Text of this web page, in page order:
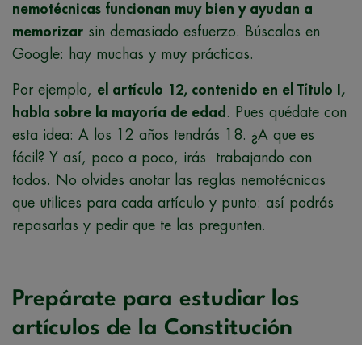
nemotécnicas funcionan muy bien y ayudan a
memorizar sin demasiado esfuerzo. Búscalas en
Google: hay muchas y muy prácticas.
Por ejemplo, el artículo 12, contenido en el Título I,
habla sobre la mayoría de edad . Pues quédate con
esta idea: A los 12 años tendrás 18. ¿A que es
fácil? Y así, poco a poco, irás trabajando con
todos. No olvides anotar las reglas nemotécnicas
que utilices para cada artículo y punto: así podrás
repasarlas y pedir que te las pregunten.
Prepárate para estudiar los
artículos de la Constitución